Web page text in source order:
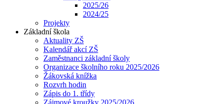
2025/26
2024/25
Projekty
Základní škola
Aktuality ZŠ
Kalendář akcí ZŠ
Zaměstnanci základní školy
Organizace školního roku 2025/2026
Žákovská knížka
Rozvrh hodin
Zápis do 1. třídy
Zájmové kroužky 2025/2026